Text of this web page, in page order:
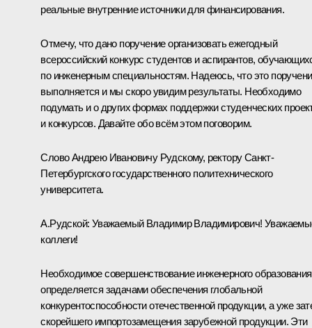
реальные внутренние источники для финансирования.
Отмечу, что дано поручение организовать ежегодный
всероссийский конкурс студентов и аспирантов,
по инженерным специальностям. Надеюсь, что это
выполняется и мы скоро увидим результаты. Необходимо
подумать и о других формах поддержки студенческих
и конкурсов. Давайте обо всём этом поговорим.
Слово Андрею Ивановичу Рудскому, ректору Санкт-
Петербургского государственного политехнического
университета.
А.Рудской: Уважаемый Владимир Владимирович!
коллеги!
Необходимое совершенствование инженерного образования
определяется задачами обеспечения глобальной
конкурентоспособности отечественной продукции, а уже
скорейшего импортозамещения зарубежной продукции. Эти